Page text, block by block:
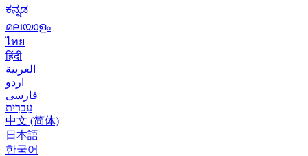
ಕನ್ನಡ
മലയാളം
ไทย
हिंदी
العربية
اردو
فارسی
עִברִית
中文 (简体)
日本語
한국어